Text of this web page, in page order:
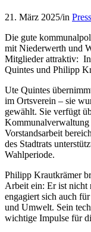
21. März 2025/in
Die gute
mit Niederwerth und
Mitglieder attraktiv: In
Quintes und Philipp
Ute Quintes
im Ortsverein – sie
gewählt. Sie verfügt
Vorstandsarbeit
des Stadtrats
Wahlperiode.
Philipp Krautkrämer
Arbeit ein: Er ist nicht
engagiert sich auch
und Umwelt. Sein
wichtige Impulse für